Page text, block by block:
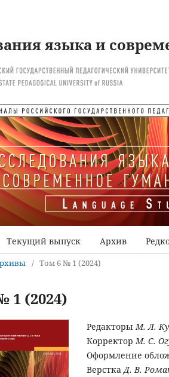
языка и
Текущий выпуск Архив
/ Том 6 № 1 (2024)
1 (2024)
РедакторыМ. Л.
КорректорМ. С.
Оформление
ВерсткаД. В.